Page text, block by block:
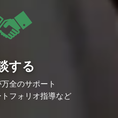
する
全のサポート
フォリオ指導など